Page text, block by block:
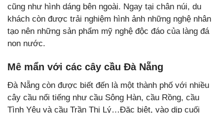
cũng như hình dáng bên ngoài. Ngay tại chân núi, du
khách còn được trải nghiệm hình ảnh những nghệ nhân
tạo nên những sản phẩm mỹ nghệ độc đáo của làng đá
non nước.
Mê mẩn với các cây cầu Đà Nẵng
Đà Nẵng còn được biết đến là một thành phố với nhiều
cây cầu nổi tiếng như cầu Sông Hàn, cầu Rồng, cầu
Tình Yêu và cầu Trần Thị Lý…Đặc biệt, vào dịp cuối